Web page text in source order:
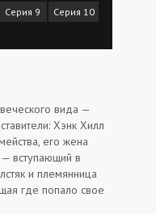
Серия 9
Серия 10
вида —
Хэнк Хилл
его жена
вступающий в
и племянница
где попало свое